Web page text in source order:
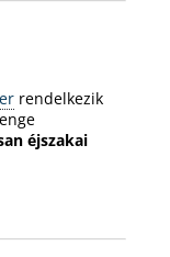
rendelkezik
éjszakai